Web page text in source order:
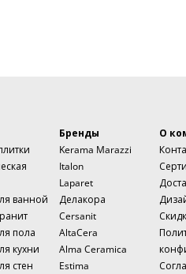
ванной
пола
кухни
стен
Бренды
Kerama Marazzi
Italon
Laparet
Делакора
Cersanit
AltaCera
Alma Ceramica
Estima
О